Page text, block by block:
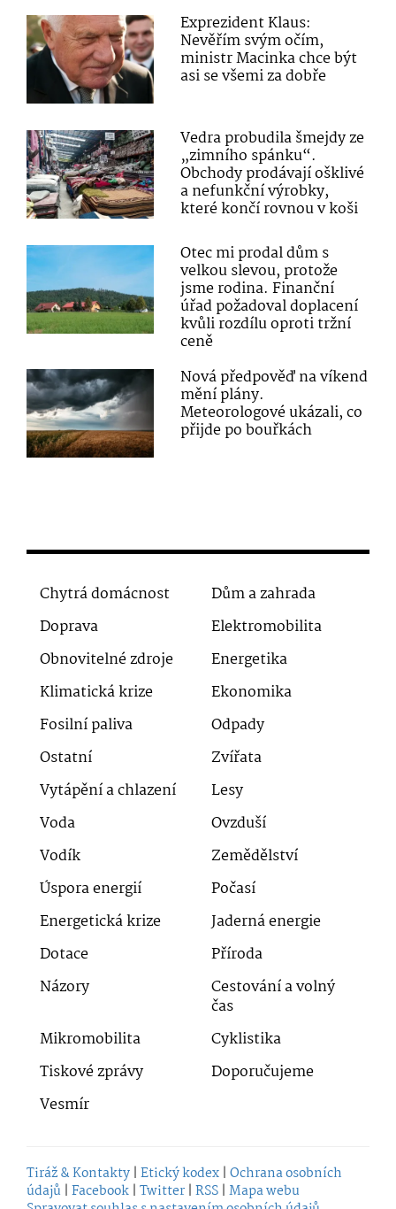
Exprezident Klaus:
Nevěřím svým očím,
ministr Macinka chce být
asi se všemi za dobře
Vedra probudila šmejdy ze
„zimního spánku“.
Obchody prodávají ošklivé
a nefunkční výrobky,
které končí rovnou v koši
Otec mi prodal dům s
velkou slevou, protože
jsme rodina. Finanční
úřad požadoval doplacení
kvůli rozdílu oproti tržní
ceně
Nová předpověď na víkend
mění plány.
Meteorologové ukázali, co
přijde po bouřkách
Chytrá domácnost
Dům a zahrada
Doprava
Elektromobilita
Obnovitelné zdroje
Energetika
Klimatická krize
Ekonomika
Fosilní paliva
Odpady
Ostatní
Zvířata
Vytápění a chlazení
Lesy
Voda
Ovzduší
Vodík
Zemědělství
Úspora energií
Počasí
Energetická krize
Jaderná energie
Dotace
Příroda
Názory
Cestování a volný
čas
Mikromobilita
Cyklistika
Tiskové zprávy
Doporučujeme
Vesmír
Tiráž & Kontakty | Etický kodex | Ochrana osobních
údajů | Facebook | Twitter | RSS | Mapa webu